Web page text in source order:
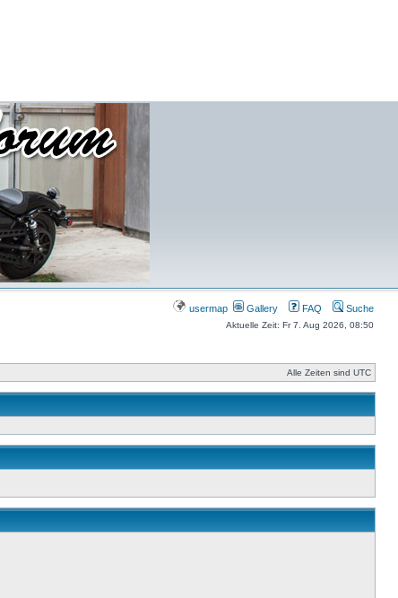
usermap Gallery FAQ Suche
Aktuelle Zeit: Fr 7. Aug 2026, 08:50
Alle Zeiten sind UTC